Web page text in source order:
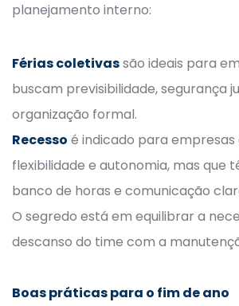
planejamento interno:
Férias coletivassão ideais para
buscam previsibilidade, segurança
organização formal.
Recesso é indicado para empresas
flexibilidade e autonomia, mas que
banco de horas e comunicação
O segredo está em equilibrar a
descanso do time com a
Boas práticas para o fim de ano